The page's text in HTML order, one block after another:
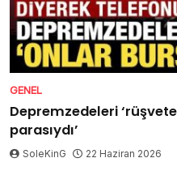
GENEL
Depremzedeleri
parasıydı’
SoleKinG 22 Haziran 2026